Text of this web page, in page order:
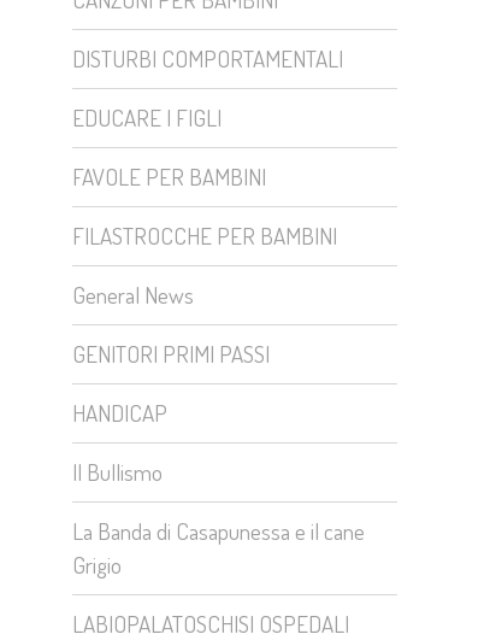
DISTURBI COMPORTAMENTALI
EDUCARE I FIGLI
FAVOLE PER BAMBINI
FILASTROCCHE PER BAMBINI
General News
GENITORI PRIMI PASSI
HANDICAP
Il Bullismo
La Banda di Casapunessa e il cane
Grigio
LABIOPALATOSCHISI OSPEDALI